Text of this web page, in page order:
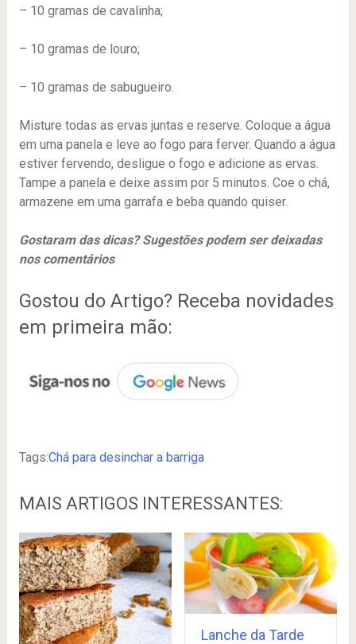
– 10 gramas de cavalinha;
– 10 gramas de louro;
– 10 gramas de sabugueiro.
Misture todas as ervas juntas e reserve. Coloque a água
em uma panela e leve ao fogo para ferver. Quando a água
estiver fervendo, desligue o fogo e adicione as ervas.
Tampe a panela e deixe assim por 5 minutos. Coe o chá,
armazene em uma garrafa e beba quando quiser.
Gostaram das dicas? Sugestões podem ser deixadas
nos comentários
Gostou do Artigo? Receba novidades
em primeira mão:
Tags:Chá para desinchar a barriga
MAIS ARTIGOS INTERESSANTES:
Lanche da Tarde